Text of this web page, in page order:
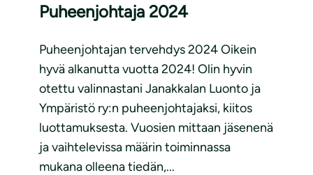
Puheenjohtaja 2024
Puheenjohtajan tervehdys 2024 Oikein
hyvä alkanutta vuotta 2024! Olin hyvin
otettu valinnastani Janakkalan Luonto ja
Ympäristö ry:n puheenjohtajaksi, kiitos
luottamuksesta. Vuosien mittaan jäsenenä
ja vaihtelevissa määrin toiminnassa
mukana olleena tiedän,...